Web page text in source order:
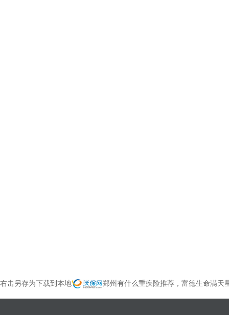
右击另存为下载到本地 郑州有什么重疾险推荐，富德生命满天